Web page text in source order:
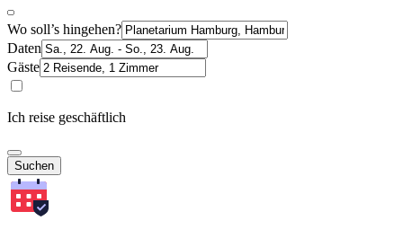
Wo soll’s hingehen?
Daten
Gäste
Ich reise geschäftlich
Suchen